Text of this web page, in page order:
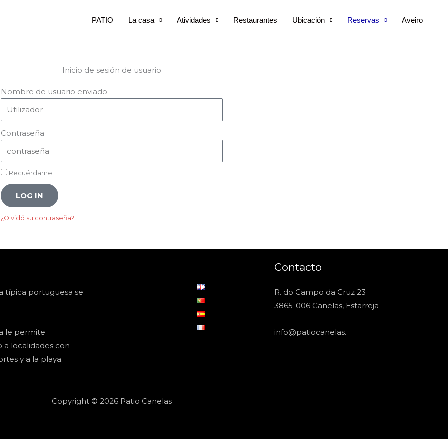
PATIO La casa Atividades Restaurantes Ubicación Reservas Aveiro
Inicio de sesión de usuario
Nombre de usuario enviado
Contraseña
Recuérdame
LOG IN
¿Olvidó su contraseña?
típica portuguesa se
le permite
a localidades con
y a la playa.
Contacto
R. do Campo da Cruz 23
3865-006 Canelas, Estarreja
info@patiocanelas.
Copyright © 2026 Patio Canelas